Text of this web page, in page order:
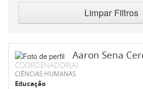
Limpar Filtros
Aaron Sena
COORDENADOR(A)
CIÊNCIAS HUMANAS
Educação